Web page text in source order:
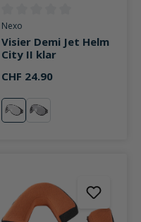
von 5 Sternen
Durchschnittliche Bewertung
Nexo
Visier Demi Jet Helm
City II klar
CHF 24.90
klar stark getönt